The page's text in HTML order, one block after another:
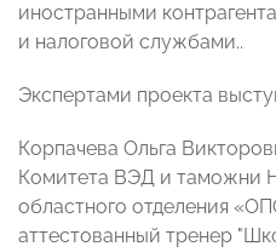
иностранными
и налоговой службами..
Экспертами проекта
Корпачева Ольга
Комитета ВЭД и таможни
областного отделения
аттестованный тренер